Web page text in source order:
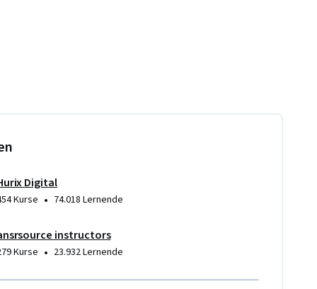
Digital
Kurse • 74.018 Lernende
instructors
Kurse • 23.932 Lernende